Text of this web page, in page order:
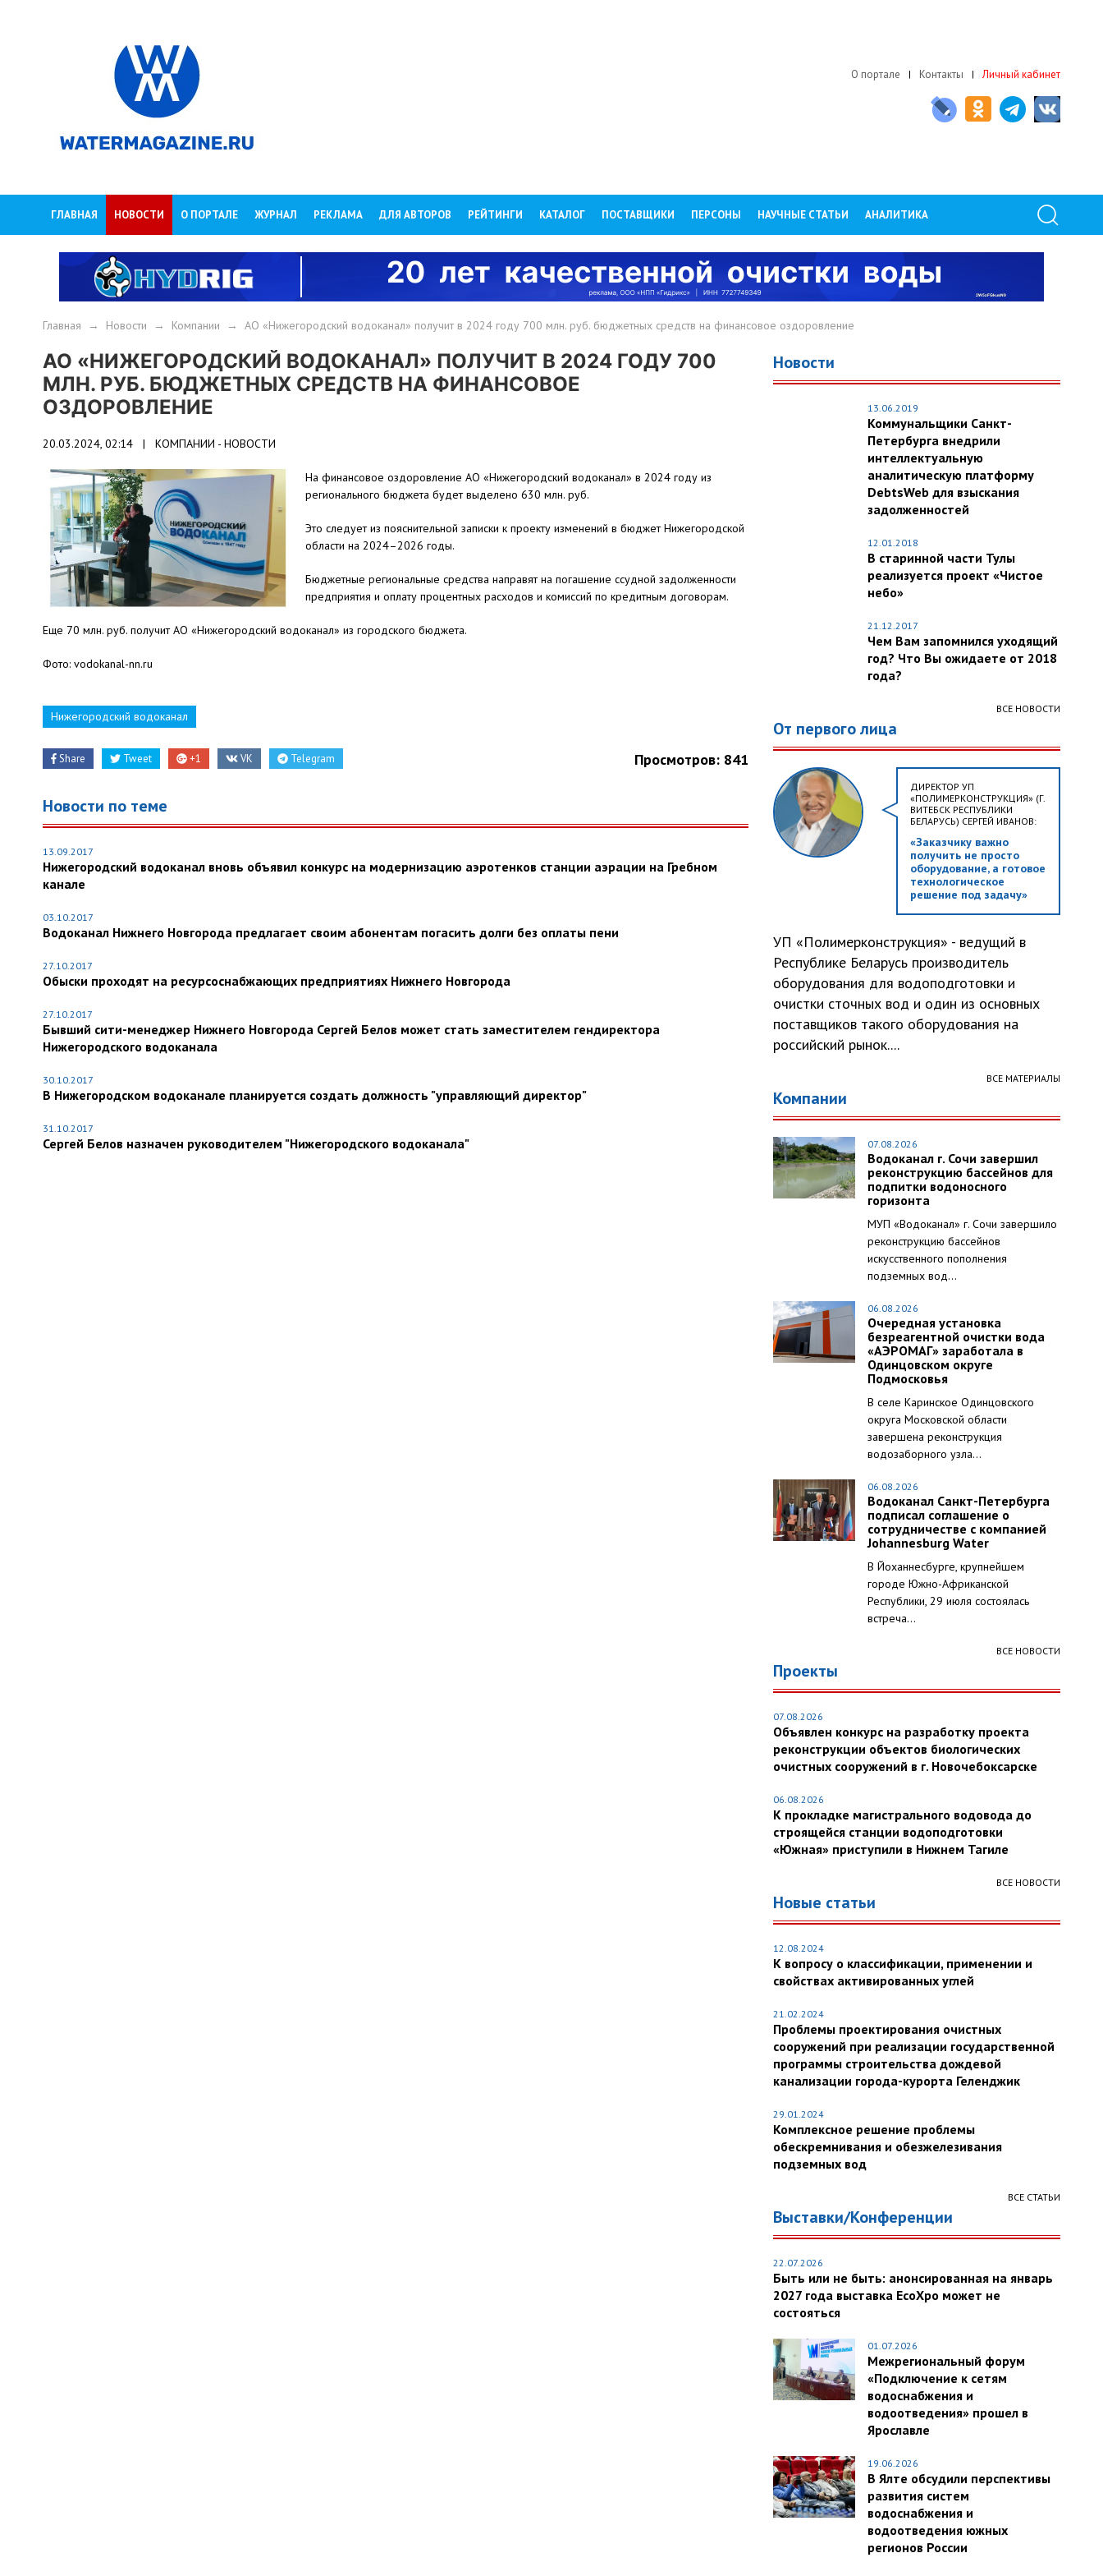
О портале Контакты Личный кабинет
ГЛАВНАЯ НОВОСТИ О ПОРТАЛЕ ЖУРНАЛ РЕКЛАМА ДЛЯ АВТОРОВ РЕЙТИНГИ КАТАЛОГ ПОСТАВЩИКИ ПЕРСОНЫ НАУЧНЫЕ СТАТЬИ АНАЛИТИКА
Главная → Новости → Компании → АО «Нижегородский водоканал» получит в 2024 году 700 млн. руб. бюджетных средств на финансовое оздоровление
АО «НИЖЕГОРОДСКИЙ ВОДОКАНАЛ» ПОЛУЧИТ В 2024 ГОДУ 700
МЛН. РУБ. БЮДЖЕТНЫХ СРЕДСТВ НА ФИНАНСОВОЕ
ОЗДОРОВЛЕНИЕ
20.03.2024, 02:14 | КОМПАНИИ - НОВОСТИ
На финансовое оздоровление АО «Нижегородский водоканал» в 2024 году из
регионального бюджета будет выделено 630 млн. руб.
Это следует из пояснительной записки к проекту изменений в бюджет Нижегородской
области на 2024–2026 годы.
Бюджетные региональные средства направят на погашение ссудной задолженности
предприятия и оплату процентных расходов и комиссий по кредитным договорам.
Еще 70 млн. руб. получит АО «Нижегородский водоканал» из городского бюджета.
Фото: vodokanal-nn.ru
Нижегородский водоканал
Share Tweet +1 VK Telegram Просмотров: 841
Новости по теме
13.09.2017
Нижегородский водоканал вновь объявил конкурс на модернизацию аэротенков станции аэрации на Гребном
канале
03.10.2017
Водоканал Нижнего Новгорода предлагает своим абонентам погасить долги без оплаты пени
27.10.2017
Обыски проходят на ресурсоснабжающих предприятиях Нижнего Новгорода
27.10.2017
Бывший сити-менеджер Нижнего Новгорода Сергей Белов может стать заместителем гендиректора
Нижегородского водоканала
30.10.2017
В Нижегородском водоканале планируется создать должность "управляющий директор"
31.10.2017
Сергей Белов назначен руководителем "Нижегородского водоканала"
Новости
13.06.2019
Коммунальщики Санкт-
Петербурга внедрили
интеллектуальную
аналитическую платформу
DebtsWeb для взыскания
задолженностей
12.01.2018
В старинной части Тулы
реализуется проект «Чистое
небо»
21.12.2017
Чем Вам запомнился уходящий
год? Что Вы ожидаете от 2018
года?
ВСЕ НОВОСТИ
От первого лица
ДИРЕКТОР УП
«ПОЛИМЕРКОНСТРУКЦИЯ» (Г.
ВИТЕБСК РЕСПУБЛИКИ
БЕЛАРУСЬ) СЕРГЕЙ ИВАНОВ:
«Заказчику важно
получить не просто
оборудование, а готовое
технологическое
решение под задачу»
УП «Полимерконструкция» - ведущий в
Республике Беларусь производитель
оборудования для водоподготовки и
очистки сточных вод и один из основных
поставщиков такого оборудования на
российский рынок....
ВСЕ МАТЕРИАЛЫ
Компании
07.08.2026
Водоканал г. Сочи завершил
реконструкцию бассейнов для
подпитки водоносного
горизонта
МУП «Водоканал» г. Сочи завершило
реконструкцию бассейнов
искусственного пополнения
подземных вод...
06.08.2026
Очередная установка
безреагентной очистки вода
«АЭРОМАГ» заработала в
Одинцовском округе
Подмосковья
В селе Каринское Одинцовского
округа Московской области
завершена реконструкция
водозаборного узла...
06.08.2026
Водоканал Санкт-Петербурга
подписал соглашение о
сотрудничестве с компанией
Johannesburg Water
В Йоханнесбурге, крупнейшем
городе Южно-Африканской
Республики, 29 июля состоялась
встреча...
ВСЕ НОВОСТИ
Проекты
07.08.2026
Объявлен конкурс на разработку проекта
реконструкции объектов биологических
очистных сооружений в г. Новочебоксарске
06.08.2026
К прокладке магистрального водовода до
строящейся станции водоподготовки
«Южная» приступили в Нижнем Тагиле
ВСЕ НОВОСТИ
Новые статьи
12.08.2024
К вопросу о классификации, применении и
свойствах активированных углей
21.02.2024
Проблемы проектирования очистных
сооружений при реализации государственной
программы строительства дождевой
канализации города-курорта Геленджик
29.01.2024
Комплексное решение проблемы
обескремнивания и обезжелезивания
подземных вод
ВСЕ СТАТЬИ
Выставки/Конференции
22.07.2026
Быть или не быть: анонсированная на январь
2027 года выставка EcoXpo может не
состояться
01.07.2026
Межрегиональный форум
«Подключение к сетям
водоснабжения и
водоотведения» прошел в
Ярославле
19.06.2026
В Ялте обсудили перспективы
развития систем
водоснабжения и
водоотведения южных
регионов России